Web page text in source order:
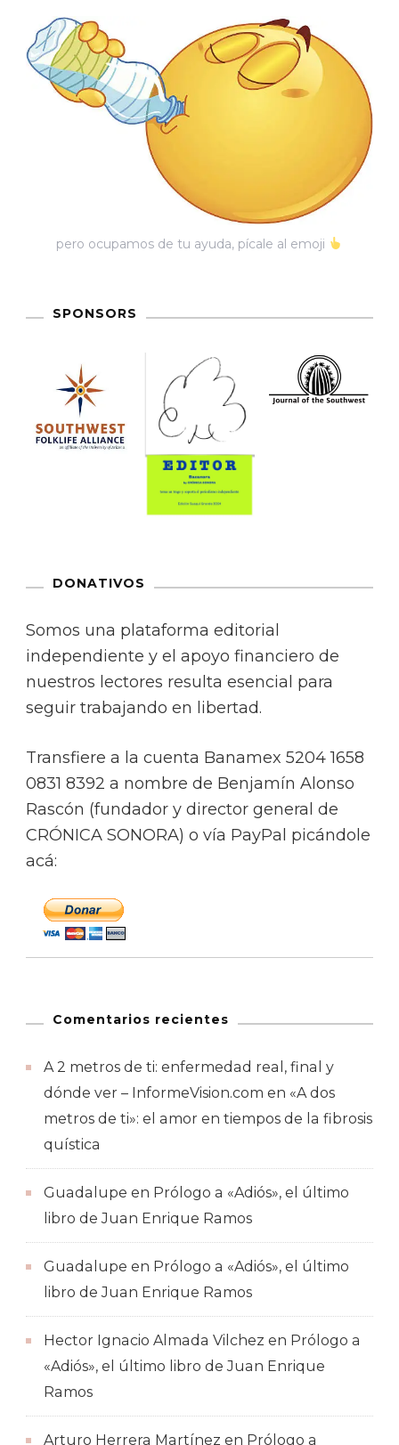
Gaza
pero ocupamos de tu ayuda, pícale al emoji
SPONSORS
DONATIVOS
Somos una plataforma editorial
independiente y el apoyo financiero de
nuestros lectores resulta esencial para
seguir trabajando en libertad.
Transfiere a la cuenta Banamex 5204 1658
0831 8392 a nombre de Benjamín Alonso
Rascón (fundador y director general de
CRÓNICA SONORA) o vía PayPal picándole
acá:
Comentarios recientes
A 2 metros de ti: enfermedad real, final y
dónde ver – InformeVision.com en «A dos
metros de ti»: el amor en tiempos de la fibrosis
quística
Guadalupe en Prólogo a «Adiós», el último
libro de Juan Enrique Ramos
Guadalupe en Prólogo a «Adiós», el último
libro de Juan Enrique Ramos
Hector Ignacio Almada Vilchez en Prólogo a
«Adiós», el último libro de Juan Enrique
Ramos
Arturo Herrera Martínez en Prólogo a